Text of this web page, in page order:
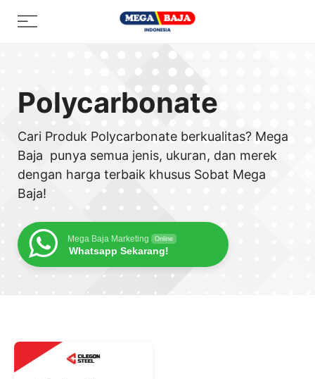
Menu
Polycarbonate
Cari Produk Polycarbonate berkualitas? Mega
Baja punya semua jenis, ukuran, dan merek
dengan harga terbaik khusus Sobat Mega
Baja!
Mega Baja Marketing Online
Whatsapp Sekarang!